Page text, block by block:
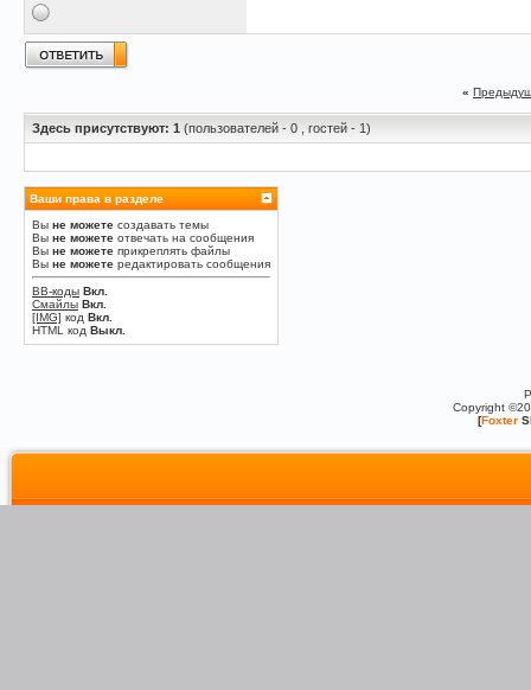
«
Здесь присутствуют: 1 (пользователей - 0 , гостей - 1)
Ваши права в разделе
Вы не можете создавать темы
Вы не можете отвечать на сообщения
Вы не можете прикреплять файлы
Вы не можете редактировать сообщения
BB-коды Вкл.
Смайлы Вкл.
[IMG] код Вкл.
HTML код Выкл.
Copyright
[Foxter